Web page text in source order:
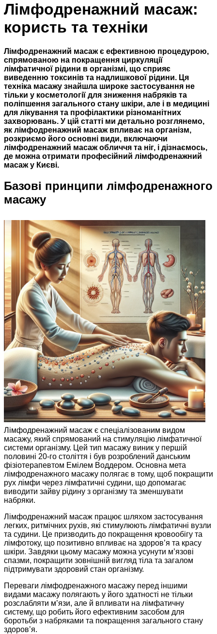
Лімфодренажний масаж:
користь та техніки
Лімфодренажний масаж є ефективною процедурою,
спрямованою на покращення циркуляції
лімфатичної рідини в організмі, що сприяє
виведенню токсинів та надлишкової рідини. Ця
техніка масажу знайшла широке застосування не
тільки у косметології для зниження набряків та
поліпшення загального стану шкіри, але і в медицині
для лікування та профілактики різноманітних
захворювань. У цій статті ми детально розглянемо,
як лімфодренажний масаж впливає на організм,
розкриємо його основні види, включаючи
лімфодренажний масаж обличчя та ніг, і дізнаємось,
де можна отримати професійний лімфодренажний
масаж у Києві.
Базові принципи лімфодренажного
масажу
Лімфодренажний масаж є спеціалізованим видом
масажу, який спрямований на стимуляцію лімфатичної
системи організму. Цей тип масажу виник у першій
половині 20-го століття і був розроблений данським
фізіотерапевтом Емілем Воддером. Основна мета
лімфодренажного масажу полягає в тому, щоб покращити
рух лімфи через лімфатичні судини, що допомагає
виводити зайву рідину з організму та зменшувати
набряки.
Лімфодренажний масаж працює шляхом застосування
легких, ритмічних рухів, які стимулюють лімфатичні вузли
та судини. Це призводить до покращення кровообігу та
лімфотоку, що позитивно впливає на здоров’я та красу
шкіри. Завдяки цьому масажу можна усунути м’язові
спазми, покращити зовнішній вигляд тіла та загалом
підтримувати здоровий стан організму.
Переваги лімфодренажного масажу перед іншими
видами масажу полягають у його здатності не тільки
розслабляти м’язи, але й впливати на лімфатичну
систему, що робить його ефективним засобом для
боротьби з набряками та покращення загального стану
здоров’я.